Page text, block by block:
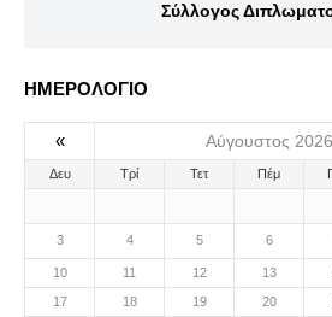
Σύλλογος
ΗΜΕΡΟΛΟΓΙΟ
« Αύγουστος 2026
Δευ Τρί Τετ Πέμ
3 4 5 6
10 11 12 13
17
18 19 20